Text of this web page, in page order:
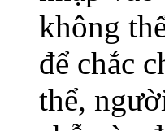
không
để chắc
thể,